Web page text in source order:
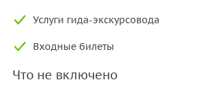
Услуги гида-экскурсовода
Входные билеты
Что не включено